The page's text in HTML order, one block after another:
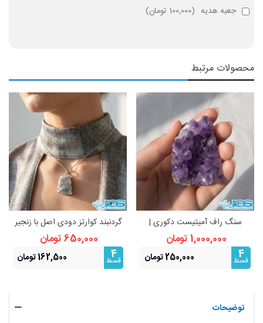
جعبه هدیه (100,000 تومان )
محصولات مرتبط
سنگ راف آمیتیست دکوری |
زیبایی طبیعی و انرژی‌بخش
1,000,000 تومان
4
قسط 250,000 تومان
گردنبند کوارتز دودی اصل با زنجیر
استیل | آرامش و محافظت انرژی
650,000 تومان
4
قسط 162,500 تومان
توضیحات